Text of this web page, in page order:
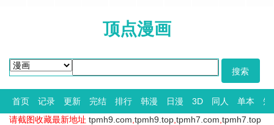
顶点漫画
首页 记录 更新 完结 排行 韩漫 日漫 3D 同人 单本
短
请截图收藏最新地址 tpmh9.com tpmh9.top tpmh7.com tpmh7.top